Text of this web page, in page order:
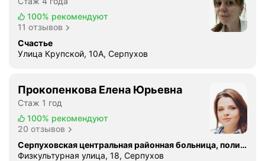
н
с
Б
н
и
н
а
100% рекомендуют
11 отзывов
Счастье
Улица Крупской, 10А, Серпухов
Прокопенкова Елена Юрьевна
Стаж 1 год
100% рекомендуют
20 отзывов
Серпуховская центральная районная больница, поликлиническое отделение № 2
Физкультурная улица, 18, Серпухов